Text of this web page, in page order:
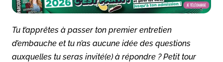
Tu t’apprêtes à passer ton premier entretien
d’embauche et tu n’as aucune idée des questions
auxquelles tu seras invité(e) à répondre ? Petit tour